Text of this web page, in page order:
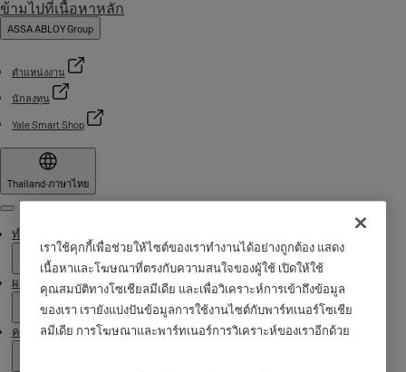
ข้ามไปที่เนื้อหาหลัก
ASSA ABLOY Group
ตำแหน่งงาน
นักลงทุน
Yale Smart Shop
Thailand·ภาษาไทย
Menu
ทำไมต้อง Yale
ผลิตภัณฑ์
ความช่วยเหลือ
เราใช้คุกกี้เพื่อช่วยให้ไซต์ของเราทำงานได้อย่างถูกต้อง แสดง
เนื้อหาและโฆษณาที่ตรงกับความสนใจของผู้ใช้ เปิดให้ใช้
คุณสมบัติทางโซเชียลมีเดีย และเพื่อวิเคราะห์การเข้าถึงข้อมูล
ของเรา เรายังแบ่งปันข้อมูลการใช้งานไซต์กับพาร์ทเนอร์โซเชีย
ลมีเดีย การโฆษณาและพาร์ทเนอร์การวิเคราะห์ของเราอีกด้วย